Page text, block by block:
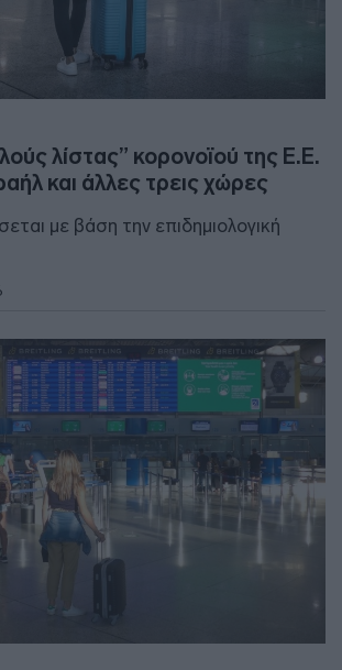
λίστας” κορονοϊού της Ε.Ε.
και άλλες τρεις χώρες
με βάση την επιδημιολογική